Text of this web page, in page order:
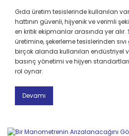
Gıda üretim tesislerinde kullanılan
hattının güvenli, hijyenik ve verimli
en kritik ekipmanlar arasında yer
üretimine, şekerleme tesislerinden
birçok alanda kullanılan endüstriyel
basınç yönetimi ve hijyen
rol oynar.
Devamı